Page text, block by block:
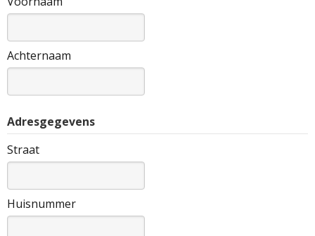
Achternaam
Adresgegevens
Straat
Huisnummer